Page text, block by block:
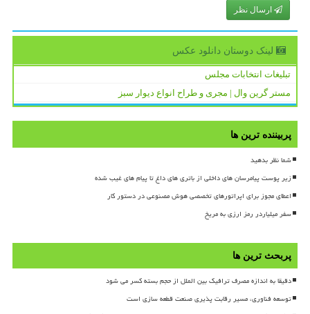
ارسال نظر
لینک دوستان دانلود عكس
تبلیغات انتخابات مجلس
مستر گرین وال | مجری و طراح انواع دیوار سبز
پربیننده ترین ها
شما نظر بدهید
زیر پوست پیامرسان های داخلی از باتری های داغ تا پیام های غیب شده
اعطای مجوز برای اپراتورهای تخصصی هوش مصنوعی در دستور کار
سفر میلیاردر رمز ارزی به مریخ
پربحث ترین ها
دقیقا به اندازه مصرف ترافیک بین الملل از حجم بسته کسر می شود
توسعه فناوری، مسیر رقابت پذیری صنعت قطعه سازی است